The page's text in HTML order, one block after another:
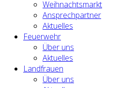
Weihnachtsmarkt
Ansprechpartner
Aktuelles
Feuerwehr
Über uns
Aktuelles
Landfrauen
Über uns